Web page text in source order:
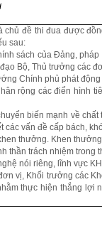
chủ đề thi đua được
sau:
sách của Đảng,
Bộ, Thủ trưởng các
Chính phủ phát
rộng các điển hình
biến mạnh về
vấn đề cấp bách,
thưởng. Khen
thần trách nhiệm
nói riêng, lĩnh vực
vị, Khối trưởng các
thực hiện thắng